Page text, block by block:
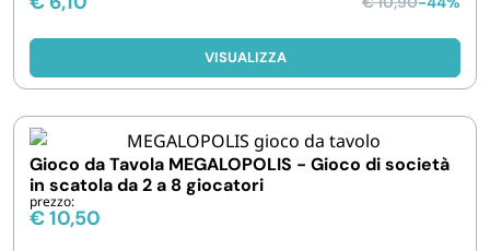
VISUALIZZA
Gioco da Tavola MEGALOPOLIS - Gioco di società
in scatola da 2 a 8 giocatori
prezzo:
€10,50